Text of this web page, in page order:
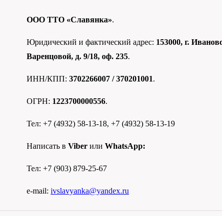
ООО ТТО «Славянка».
Юридический и фактический адрес: 153000, г.
Варенцовой, д. 9/18, оф. 235.
ИНН/КПП:3702266007 / 370201001.
ОГРН: 1223700000556.
Тел: +7 (4932) 58-13-18, +7 (4932) 58-13-19
Написать вViber илиWhatsApp:
Тел: +7 (903) 879-25-67
e-mail:ivslavyanka@yandex.ru